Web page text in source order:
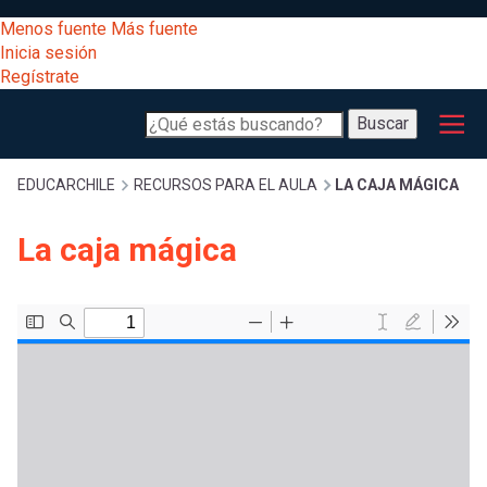
al
contenido
principal
[Educarchile
Escritorio]
Menú
entrar
Menos fuente Más fuente
Inicia sesión
Regístrate
Buscar
Buscar
Menú
principal
Desarrollo
Expand
Gestión
Expand
Expand
Exploración
Sobrescribir
enlaces
de
EDUCARCHILE RECURSOS PARA EL AULA LA CAJA MÁGICA
La caja mágica
registrarte.
Inicia sesión.